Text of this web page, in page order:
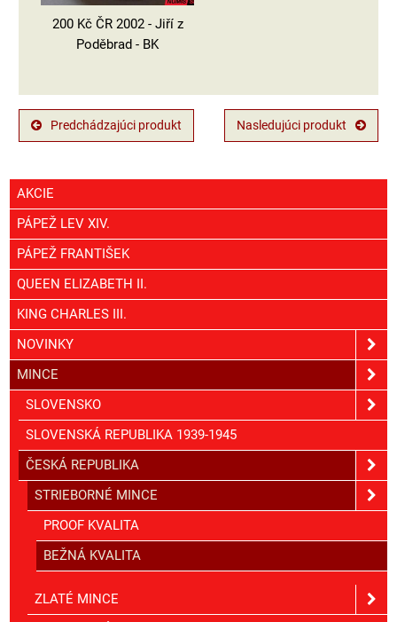
200 Kč ČR 2002 - Jiří z
Poděbrad - BK
Predchádzajúci produkt Nasledujúci produkt
AKCIE
PÁPEŽ LEV XIV.
PÁPEŽ FRANTIŠEK
QUEEN ELIZABETH II.
KING CHARLES III.
NOVINKY
MINCE
SLOVENSKO
SLOVENSKÁ REPUBLIKA 1939-1945
ČESKÁ REPUBLIKA
STRIEBORNÉ MINCE
PROOF KVALITA
BEŽNÁ KVALITA
ZLATÉ MINCE